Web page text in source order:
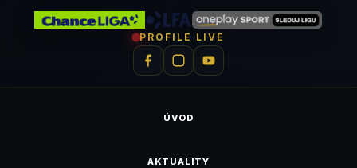
PROFILE LIVE
ÚVOD
AKTUALITY